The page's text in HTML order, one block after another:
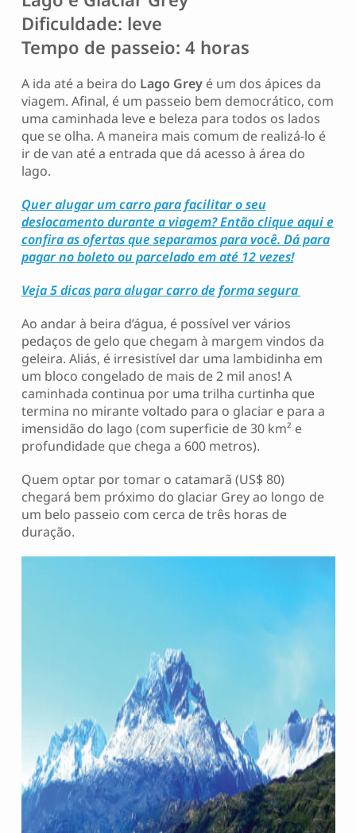
Dificuldade: leve
Tempo de passeio: 4 horas
A ida até a beira do Lago Greyé um dos ápices da
viagem. Afinal, é um passeio bem democrático, com
uma caminhada leve e beleza para todos os lados
que se olha. A maneira mais comum de realizá-lo é
ir de van até a entrada que dá acesso à área do
lago.
Quer alugar um carro para facilitar o seu
deslocamento durante a viagem? Então clique aqui e
confira as ofertas que separamos para você. Dá para
pagar no boleto ou parcelado em até 12 vezes!
Veja 5 dicas para alugar carro de forma segura
Ao andar à beira d’água, é possível ver vários
pedaços de gelo que chegam à margem vindos da
geleira. Aliás, é irresistível dar uma lambidinha em
um bloco congelado de mais de 2 mil anos! A
caminhada continua por uma trilha curtinha que
termina no mirante voltado para o glaciar e para a
imensidão do lago (com superficie de 30 km² e
profundidade que chega a 600 metros).
Quem optar por tomar o catamarã (US$ 80)
chegará bem próximo do glaciar Grey ao longo de
um belo passeio com cerca de três horas de
duração.